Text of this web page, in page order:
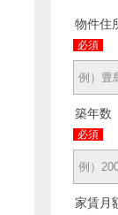
物件住
必須
築年数
必須
家賃月